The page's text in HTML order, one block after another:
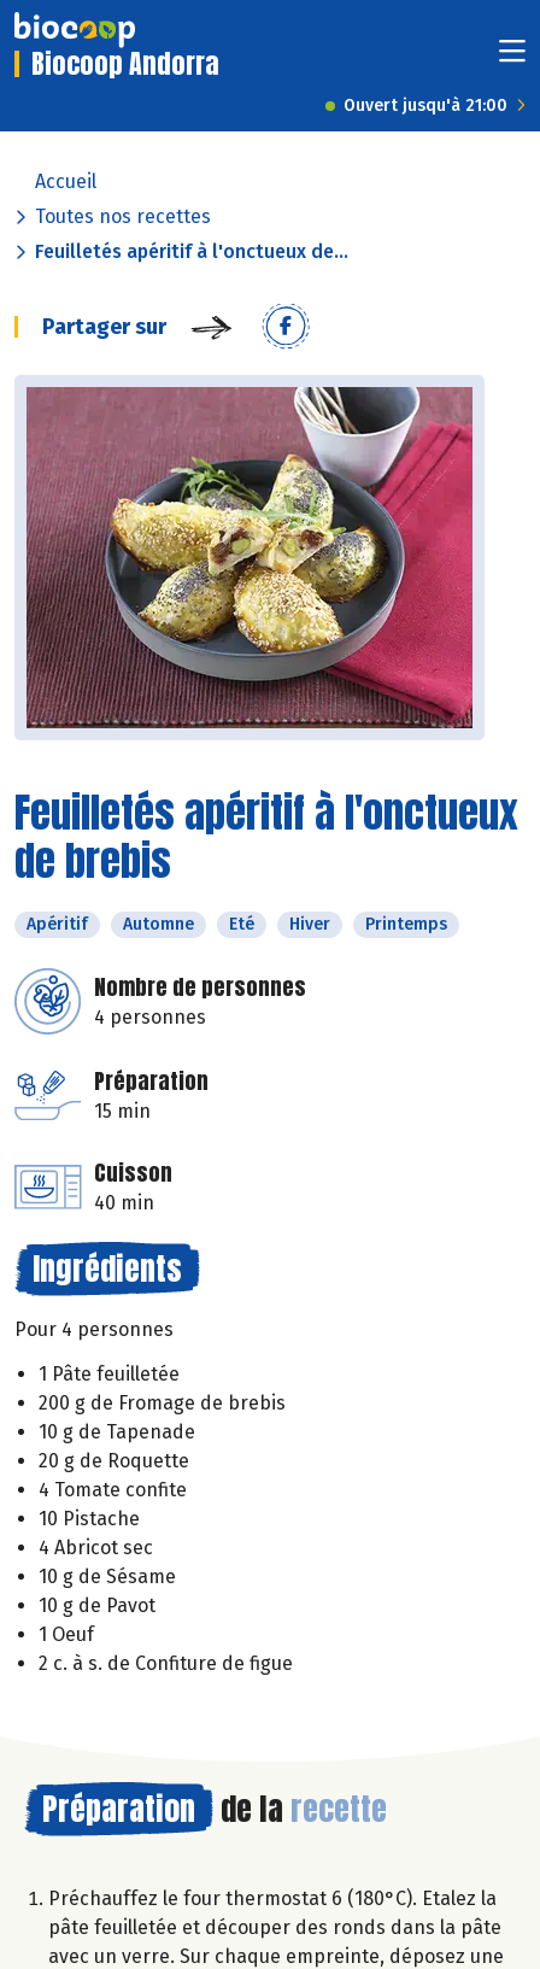
Biocoop Andorra
Ouvert jusqu'à 21:00
Accueil
Toutes nos recettes
Feuilletés apéritif à l'onctueux de...
Partager sur
Feuilletés apéritif à l'onctueux
de brebis
Apéritif Automne Eté Hiver Printemps
Nombre de personnes
4 personnes
Préparation
15 min
Cuisson
40 min
Ingrédients
Pour 4 personnes
1 Pâte feuilletée
200 g de Fromage de brebis
10 g de Tapenade
20 g de Roquette
4 Tomate confite
10 Pistache
4 Abricot sec
10 g de Sésame
10 g de Pavot
1 Oeuf
2 c. à s. de Confiture de figue
Préparation de la recette
Préchauffez le four thermostat 6 (180°C). Etalez la
pâte feuilletée et découper des ronds dans la pâte
avec un verre. Sur chaque empreinte, déposez une